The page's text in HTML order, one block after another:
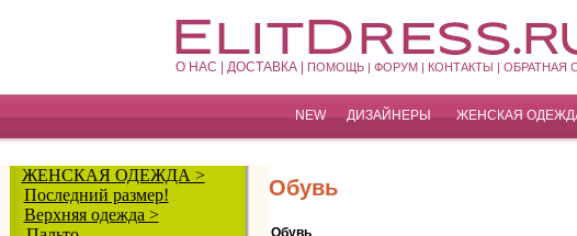
О НАС | ДОСТАВКА | ПОМОЩЬ | ФОРУМ | КОНТАКТЫ | ОБРАТНАЯ
NEW ДИЗАЙНЕРЫ ЖЕНСКАЯ
ЖЕНСКАЯ ОДЕЖДА >
Последний размер!
Верхняя одежда >
Обувь
Обувь